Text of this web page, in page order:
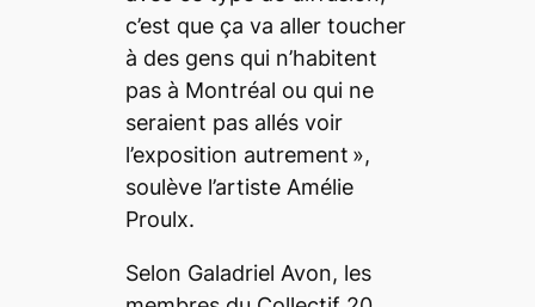
c’est que ça va aller toucher
à des gens qui n’habitent
pas à Montréal ou qui ne
seraient pas allés voir
l’exposition autrement »,
soulève l’artiste Amélie
Proulx.
Selon Galadriel Avon, les